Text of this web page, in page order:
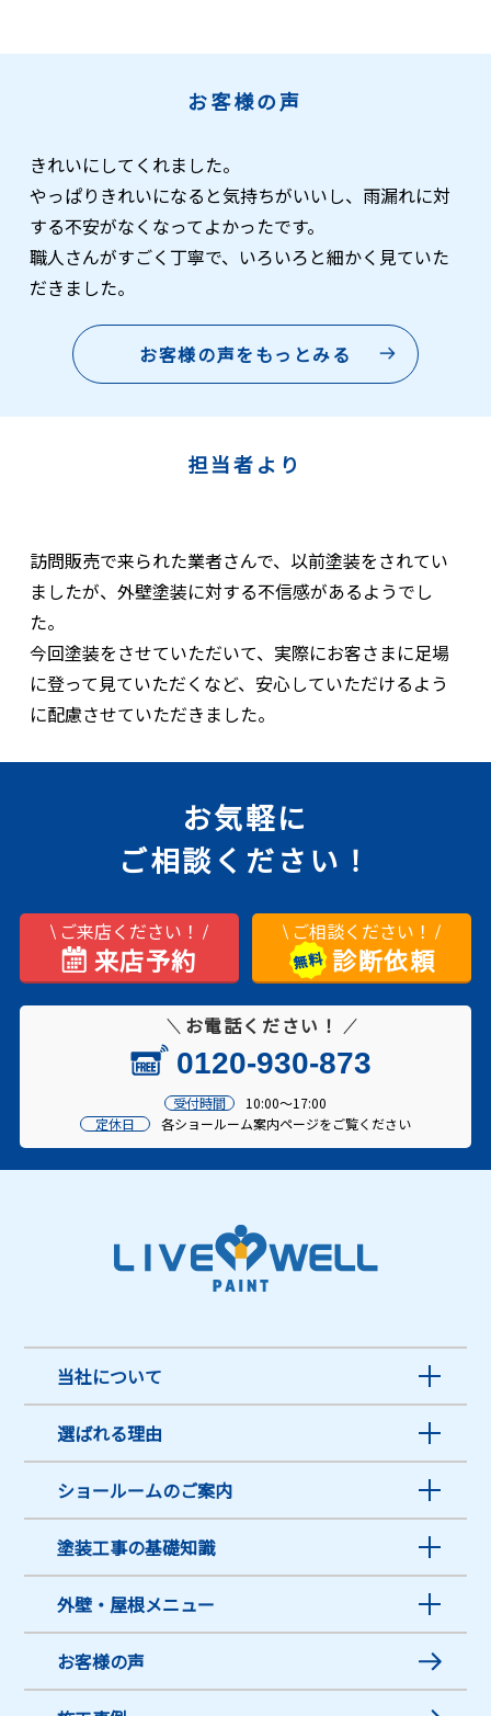
お客様の声
きれいにしてくれました。
やっぱりきれいになると気持ちがいいし、雨漏れに対
する不安がなくなってよかったです。
職人さんがすごく丁寧で、いろいろと細かく見ていた
だきました。
お客様の声をもっとみる
担当者より
訪問販売で来られた業者さんで、以前塗装をされてい
ましたが、外壁塗装に対する不信感があるようでし
た。
今回塗装をさせていただいて、実際にお客さまに足場
に登って見ていただくなど、安心していただけるよう
に配慮させていただきました。
お気軽に
ご相談ください！
ご来店ください！
来店予約
ご相談ください！
診断依頼
お電話ください！
0120-930-873
受付時間
10:00～17:00
定休日
各ショールーム案内ページをご覧ください
当社について
選ばれる理由
ショールームのご案内
塗装工事の基礎知識
外壁・屋根メニュー
お客様の声